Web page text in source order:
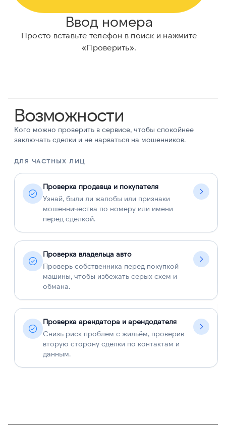
Ввод номера
Просто вставьте телефон в поиск и нажмите
«Проверить».
Возможности
Кого можно проверить в сервисе, чтобы спокойнее
заключать сделки и не нарваться на мошенников.
ДЛЯ ЧАСТНЫХ ЛИЦ
Проверка продавца и покупателя
Узнай, были ли жалобы или признаки
мошенничества по номеру или имени
перед сделкой.
Проверка владельца авто
Проверь собственника перед покупкой
машины, чтобы избежать серых схем и
обмана.
Проверка арендатора и арендодателя
Снизь риск проблем с жильём, проверив
вторую сторону сделки по контактам и
данным.